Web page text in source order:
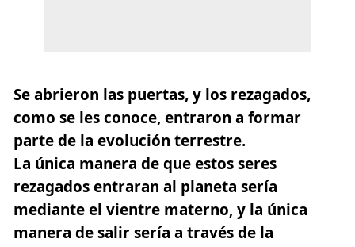
Se abrieron las puertas, y los rezagados,
como se les conoce, entraron a formar
parte de la evolución terrestre.
La única manera de que estos seres
rezagados entraran al planeta sería
mediante el vientre materno, y la única
manera de salir sería a través de la